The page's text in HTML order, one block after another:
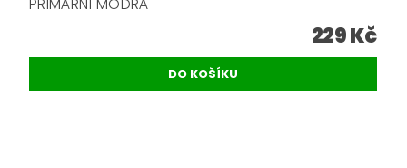
PRIMÁRNÍ MODRÁ
229 Kč